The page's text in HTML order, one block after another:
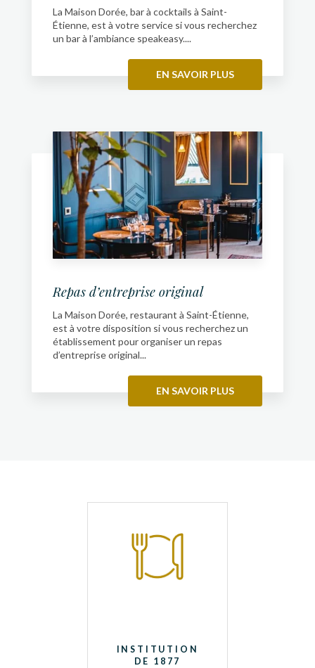
La Maison Dorée, bar à cocktails à Saint-
Étienne, est à votre service si vous recherchez
un bar à l’ambiance speakeasy....
EN SAVOIR PLUS
Repas d’entreprise original
La Maison Dorée, restaurant à Saint-Étienne,
est à votre disposition si vous recherchez un
établissement pour organiser un repas
d’entreprise original...
EN SAVOIR PLUS
INSTITUTION
DE 1877